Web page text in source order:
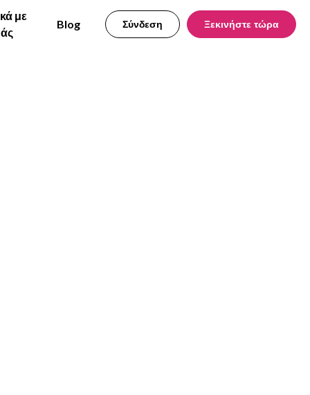
με
Blog Σύνδεση Ξεκινήστε τώρα